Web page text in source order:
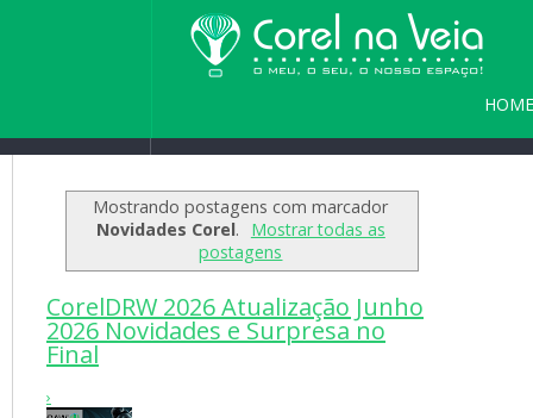
HOME
Seja bem vindo(a)
Mostrando postagens com marcador
Novidades Corel.
Mostrar todas as
postagens
CorelDRW 2026 Atualização Junho
2026 Novidades e Surpresa no
Final
›